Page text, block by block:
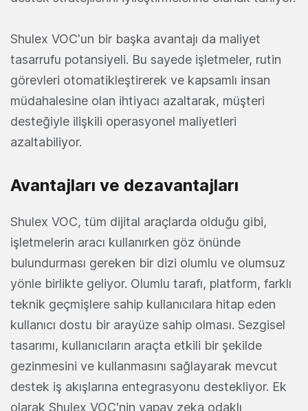
Shulex VOC'un bir başka avantajı da maliyet
tasarrufu potansiyeli. Bu sayede işletmeler, rutin
görevleri otomatikleştirerek ve kapsamlı insan
müdahalesine olan ihtiyacı azaltarak, müşteri
desteğiyle ilişkili operasyonel maliyetleri
azaltabiliyor.
Avantajları ve dezavantajları
Shulex VOC, tüm dijital araçlarda olduğu gibi,
işletmelerin aracı kullanırken göz önünde
bulundurması gereken bir dizi olumlu ve olumsuz
yönle birlikte geliyor. Olumlu tarafı, platform, farklı
teknik geçmişlere sahip kullanıcılara hitap eden
kullanıcı dostu bir arayüze sahip olması. Sezgisel
tasarımı, kullanıcıların araçta etkili bir şekilde
gezinmesini ve kullanmasını sağlayarak mevcut
destek iş akışlarına entegrasyonu destekliyor. Ek
olarak Shulex VOC'nin yapay zeka odaklı